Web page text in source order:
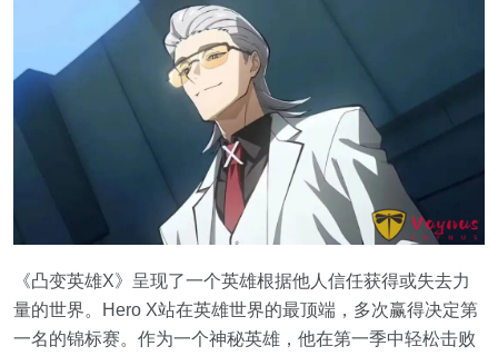
《凸变英雄X》呈现了一个英雄根据他人信任获得或失去力
量的世界。Hero X站在英雄世界的最顶端，多次赢得决定第
一名的锦标赛。作为一个神秘英雄，他在第一季中轻松击败